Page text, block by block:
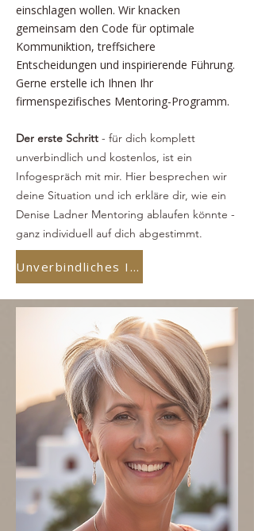
einschlagen wollen. Wir knacken
gemeinsam den Code für optimale
Kommuniktion, treffsichere
Entscheidungen und inspirierende Führung.
Gerne erstelle ich Ihnen Ihr
firmenspezifisches Mentoring-Programm.
Der erste Schritt - für dich komplett
unverbindlich und kostenlos, ist ein
Infogespräch mit mir. Hier besprechen wir
deine Situation und ich erkläre dir, wie ein
Denise Ladner Mentoring ablaufen könnte -
ganz individuell auf dich abgestimmt.
Unverbindliches Infogespräch buchen